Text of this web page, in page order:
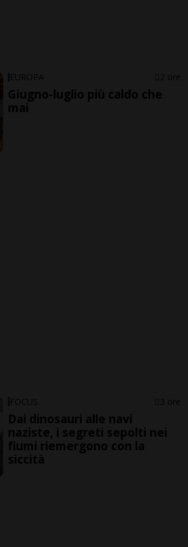
EUROPA 2 ore
Giugno-luglio più caldo che
mai
FOCUS 3 ore
Dai dinosauri alle navi
naziste, i segreti sepolti nei
fiumi riemergono con la
siccità